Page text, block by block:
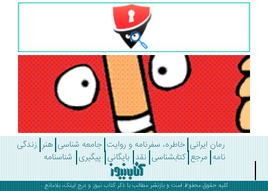
رمان ایرانی خاطره، سفرنامه و روایت جامعه شناسی هنر زندگی
مرجع کتابشناسی نقد بایگانی پیگیری شناسنامه
کلیه حقوق محفوظ است و بازنشر مطالب با ذکرکتاب نیوزو درج لینک، بلامانع .